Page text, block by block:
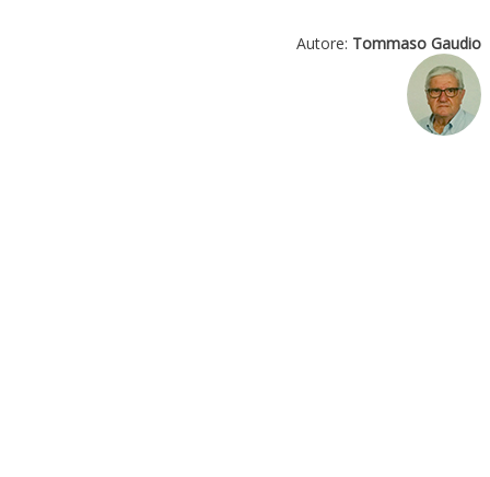
Autore: Tommaso Gaudio